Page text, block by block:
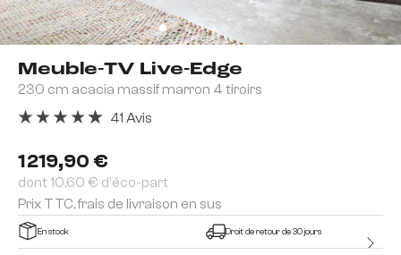
Meuble-TV Live-Edge
230 cm acacia massif marron 4 tiroirs
1 219,90 €
dont 10,60 € d'éco-part
Prix TTC, frais de livraison en sus
41 Avis
En stock Droit de retour de 30 jours